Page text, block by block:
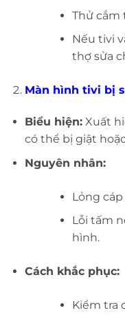
Thử cắm
Nếu tivi
thợ sửa
Màn hình tivi bị
Biểu hiện:Xuất
có thể bị giật
Nguyên nhân:
Lỏng
Lỗi tấm
hình.
Cách khắc phục:
Kiểm tra